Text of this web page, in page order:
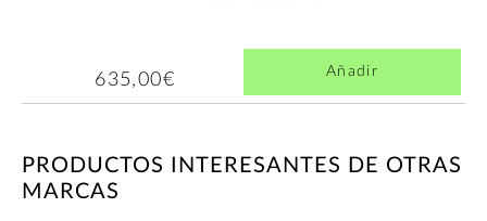
635,00€ Añadir
PRODUCTOS INTERESANTES DE OTRAS
MARCAS